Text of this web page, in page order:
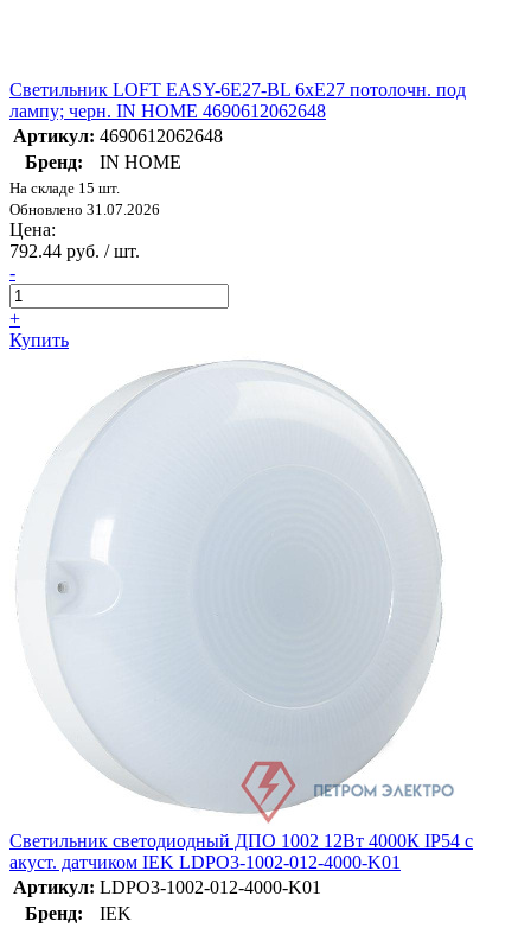
Светильник LOFT EASY-6E27-BL 6хE27 потолочн. под
лампу; черн. IN HOME 4690612062648
Артикул: 4690612062648
Бренд:
IN HOME
На складе 15 шт.
Обновлено 31.07.2026
Цена:
792.44 руб. / шт.
-
+
Купить
Светильник светодиодный ДПО 1002 12Вт 4000К IP54 с
акуст. датчиком IEK LDPO3-1002-012-4000-K01
Артикул: LDPO3-1002-012-4000-K01
Бренд:
IEK